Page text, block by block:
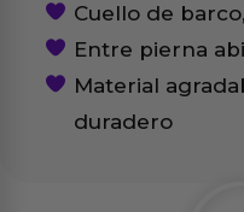
Cuello de
Entre pierna
Material
duradero